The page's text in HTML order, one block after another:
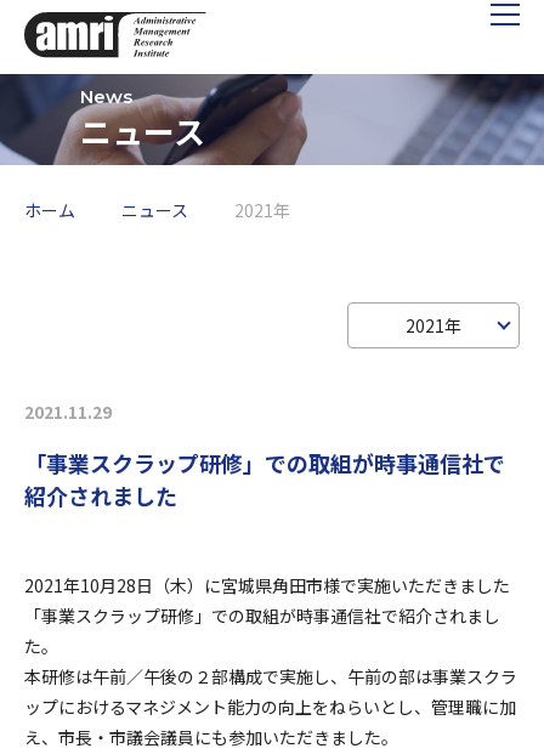
ニュース
ホーム ニュース 2021年
2021年
2021.11.29
「事業スクラップ研修」での取組が時事通信社で
紹介されました
2021年10月28日（木）に宮城県角田市様で実施いただきました
「事業スクラップ研修」での取組が時事通信社で紹介されまし
た。
本研修は午前／午後の２部構成で実施し、午前の部は事業スクラ
ップにおけるマネジメント能力の向上をねらいとし、管理職に加
え、市長・市議会議員にも参加いただきました。